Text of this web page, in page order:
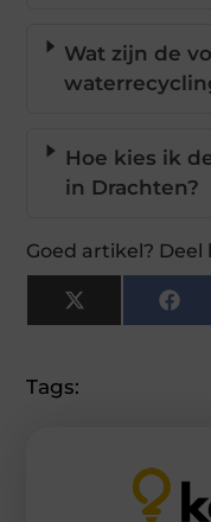
Wat zijn de
Hoe kies ik
in Drachten?
Goed artikel? Deel
X
(Twitter)
Tags: